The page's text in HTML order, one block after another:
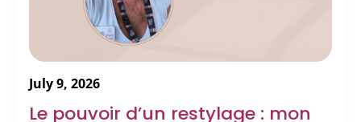
July 9, 2026
Le pouvoir d’un restylage : mon